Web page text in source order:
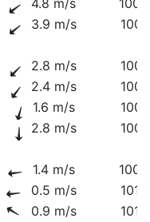
3.9 m/s
2.8 m/s
2.4 m/s
1.6 m/s
2.8 m/s
1.4 m/s
0.5 m/s
0.9 m/s